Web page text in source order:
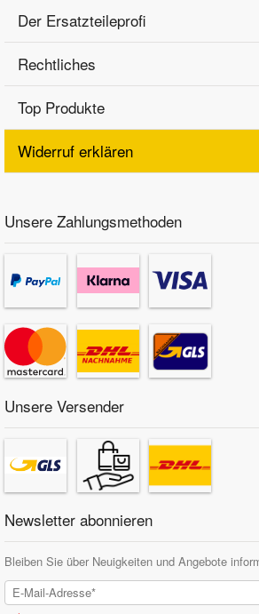
Der Ersatzteileprofi
Rechtliches
Top Produkte
Widerruf erklären
Unsere Zahlungsmethoden
Unsere Versender
Newsletter abonnieren
Bleiben Sie über Neuigkeiten und Angebote